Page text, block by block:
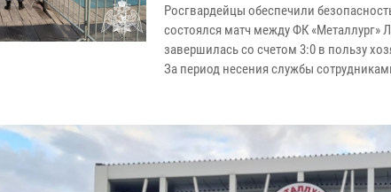
Росгвардейцы обеспечили
состоялся матч между ФК «Металлург»
завершилась со счетом 3:0 в пользу
За период несения службы